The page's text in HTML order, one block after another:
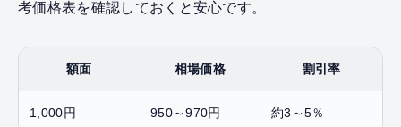
考価格表を確認しておくと安心です。
額面 相場価格 割引率
1,000円 950～970円 約3～5％